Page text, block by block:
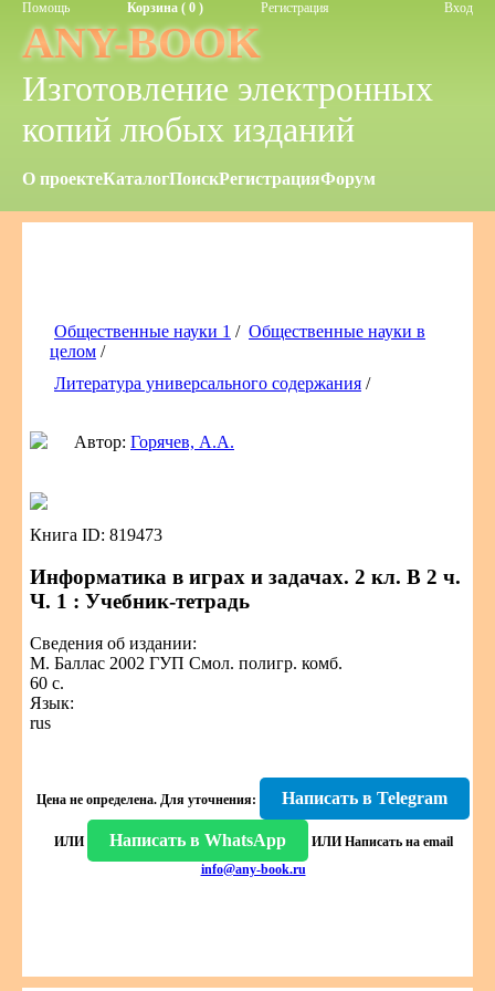
Помощь Корзина ( 0 ) Регистрация Вход
ANY-BOOK
Изготовление электронных
копий любых изданий
О проектеКаталогПоискРегистрацияФорум
Общественные науки 1 / Общественные науки в
целом /
Литература универсального содержания /
Автор: Горячев, А.А.
Книга ID: 819473
Информатика в играх и задачах. 2 кл. В 2 ч.
Ч. 1 : Учебник-тетрадь
Сведения об издании:
М. Баллас 2002 ГУП Смол. полигр. комб.
60 с.
Язык:
rus
Цена не определена. Для уточнения: Написать в Telegram
ИЛИ Написать в WhatsApp ИЛИ Написать на email
info@any-book.ru